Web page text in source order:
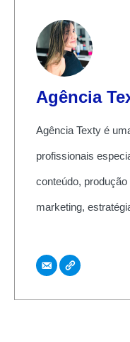
Agência
Agência Texty é
profissionais
conteúdo,
marketing,